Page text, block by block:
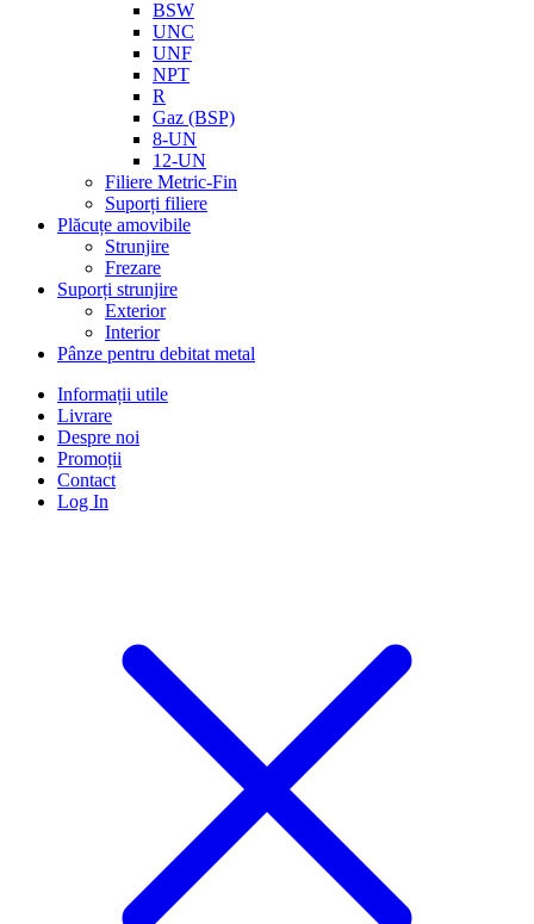
BSW
UNC
UNF
NPT
R
Gaz (BSP)
8-UN
12-UN
Filiere Metric-Fin
Suporți filiere
Plăcuțe amovibile
Strunjire
Frezare
Suporți strunjire
Exterior
Interior
Pânze pentru debitat metal
Informații utile
Livrare
Despre noi
Promoții
Contact
Log In